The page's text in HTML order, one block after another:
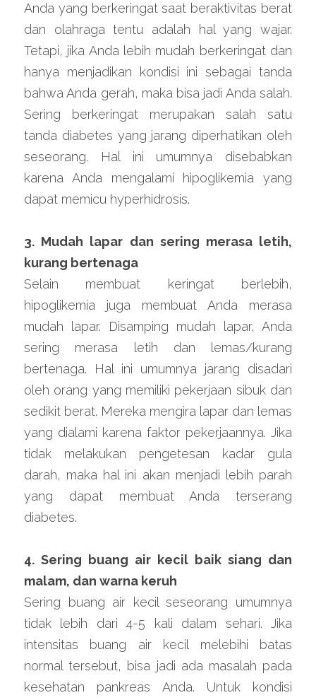
Anda yang berkeringat saat beraktivitas berat
dan olahraga tentu adalah hal yang wajar.
Tetapi, jika Anda lebih mudah berkeringat dan
hanya menjadikan kondisi ini sebagai tanda
bahwa Anda gerah, maka bisa jadi Anda salah.
Sering berkeringat merupakan salah satu
tanda diabetes yang jarang diperhatikan oleh
seseorang. Hal ini umumnya disebabkan
karena Anda mengalami hipoglikemia yang
dapat memicu hyperhidrosis.
3. Mudah lapar dan sering merasa letih,
kurang bertenaga
Selain membuat keringat berlebih,
hipoglikemia juga membuat Anda merasa
mudah lapar. Disamping mudah lapar, Anda
sering merasa letih dan lemas/kurang
bertenaga. Hal ini umumnya jarang disadari
oleh orang yang memiliki pekerjaan sibuk dan
sedikit berat. Mereka mengira lapar dan lemas
yang dialami karena faktor pekerjaannya. Jika
tidak melakukan pengetesan kadar gula
darah, maka hal ini akan menjadi lebih parah
yang dapat membuat Anda terserang
diabetes.
4. Sering buang air kecil baik siang dan
malam, dan warna keruh
Sering buang air kecil seseorang umumnya
tidak lebih dari 4-5 kali dalam sehari. Jika
intensitas buang air kecil melebihi batas
normal tersebut, bisa jadi ada masalah pada
kesehatan pankreas Anda. Untuk kondisi